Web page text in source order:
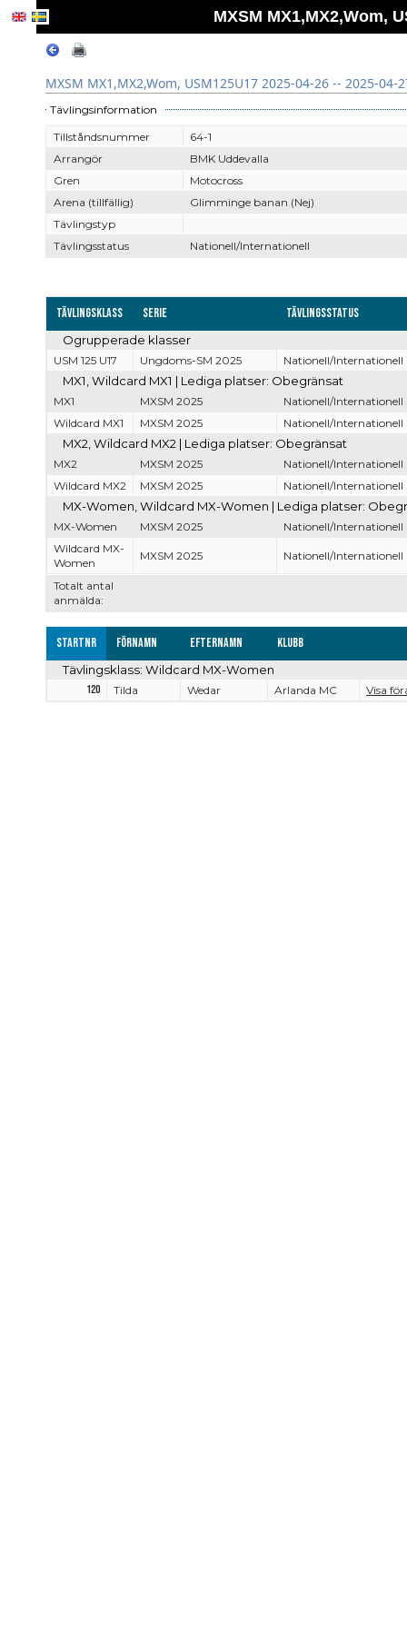
MXSM MX1,MX2,Wom,
MXSM MX1,MX2,Wom, USM125U17 2025-04-26 -- 2025-04-
Tävlingsinformation
Tillståndsnummer
64-1
Arrangör
BMK Uddevalla
Gren
Motocross
Arena (tillfällig)
Glimminge banan (Nej)
Tävlingstyp
Tävlingsstatus
Nationell/Internationell
Tävlingsklass Serie Tävlingsstatus
Totalt antal
anmälda:
Ogrupperade klasser
USM 125 U17 Ungdoms-SM 2025 Nationell/Internationell
MX1, Wildcard MX1 | Lediga platser: Obegränsat
MX1 MXSM 2025
Nationell/Internationell
Wildcard MX1
MXSM 2025 Nationell/Internationell
MX2, Wildcard MX2 | Lediga platser: Obegränsat
MX2 MXSM 2025
Nationell/Internationell
Wildcard MX2
MXSM 2025 Nationell/Internationell
MX-Women, Wildcard MX-Women | Lediga platser:
MX-Women MXSM 2025
Nationell/Internationell
Wildcard MX-
Women
MXSM 2025 Nationell/Internationell
Startnr Förnamn Efternamn Klubb
Tävlingsklass: Wildcard MX-Women
120 Tilda Wedar Arlanda MC Visa